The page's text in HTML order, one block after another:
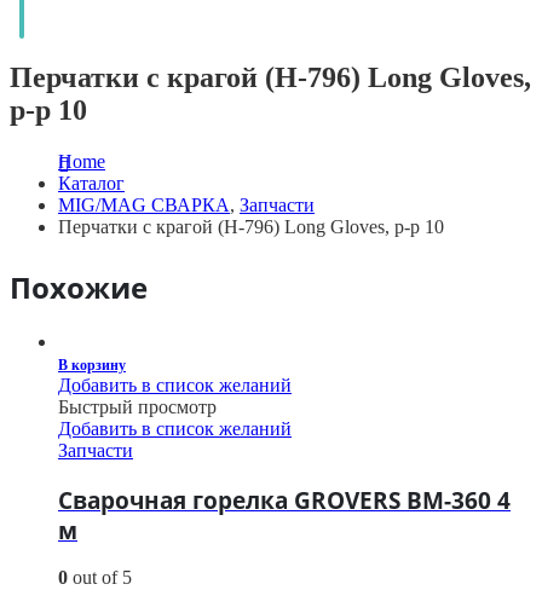
Перчатки с крагой (H-796) Long Gloves,
р-р 10
Home
Каталог
MIG/MAG СВАРКА, Запчасти
Перчатки с крагой (H-796) Long Gloves, р-р 10
Похожие
В корзину
Добавить в список желаний
Быстрый просмотр
Добавить в список желаний
Запчасти
Сварочная горелка GROVERS BM-360 4
м
0 out of 5